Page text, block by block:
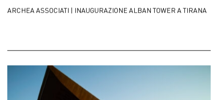
ARCHEA ASSOCIATI | INAUGURAZIONE ALBAN TOWER A TIRANA